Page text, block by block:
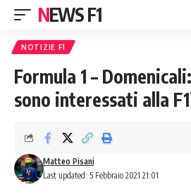
NEWS F1
NOTIZIE F1
Formula 1 –
sono interessati alla
Last updated: 5 Febbraio 2021 21:01
Matteo Pisani